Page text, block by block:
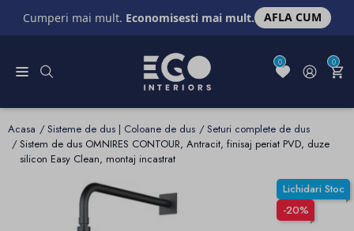
Cumperi mai mult. Economisesti mai mult. AFLA CUM
0 0
Acasa Sisteme de dus | Coloane de dus
Seturi complete de dus
Sistem de dus OMNIRES CONTOUR, Antracit, finisaj periat PVD, duze
silicon Easy Clean, montaj incastrat
Lichidari Stoc
-20%